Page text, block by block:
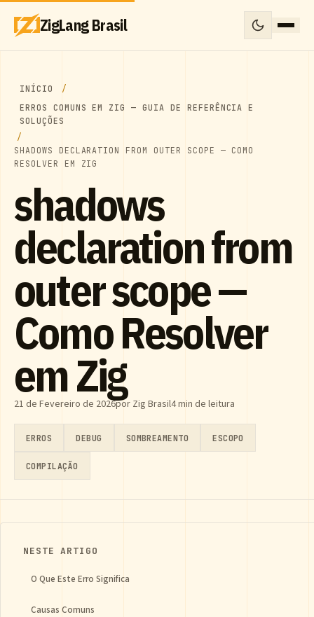
ZigLang Brasil
INÍCIO
ERROS COMUNS EM ZIG — GUIA DE REFERÊNCIA E
SOLUÇÕES
SHADOWS DECLARATION FROM OUTER SCOPE — COMO
RESOLVER EM ZIG
shadows
declaration from
outer scope —
Como Resolver
em Zig
21 de Fevereiro de 2026por Zig Brasil4 min de leitura
ERROS DEBUG SOMBREAMENTO ESCOPO
COMPILAÇÃO
NESTE ARTIGO
O Que Este Erro Significa
Causas Comuns